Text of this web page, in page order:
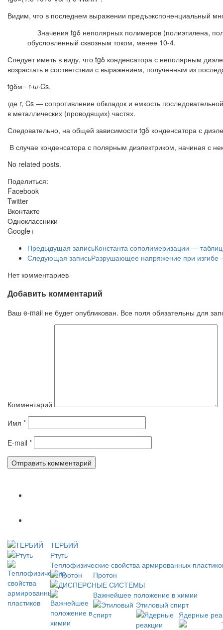
Видим, что в последнем выражении предъэкспоненциальный
Значения tgδ неполярных полимеров (полиэтилена,
обусловленный сквозным током, менее 10-4.
Следует иметь в виду, что tgδ конденсатора с неполярным
возрастать в соответствии с выражением, полученным из
tgδм= r∙ω∙Cs,
где r, Cs — сопротивление обкладок и емкость
в металлических (проводящих) частях.
Следовательно, на общей зависимости tgδ конденсатора с
В случае конденсатора с полярным диэлектриком, начиная с
No related posts.
Поделиться:
Facebook
Twitter
Вконтакте
Одноклассники
Google+
Предыдущая записьКонстанта сополимеризации —
Следующая записьРазрушающее напряжение при изгибе
Нет комментариев
Добавить комментарий
Ваш e-mail не будет опубликован. Все поля обязательны для
Комментарий
Имя *
E-mail *
ТЕРБИЙ
Ртуть
Теплофизические свойства армированных
Протон
ДИСПЕРСНЫЕ СИСТЕМЫ
Важнейшее положение в химии
Этиловый спирт
Ядерные